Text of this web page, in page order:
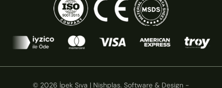
© 2026 İpek Sıva | Nishplas. Software & Design -